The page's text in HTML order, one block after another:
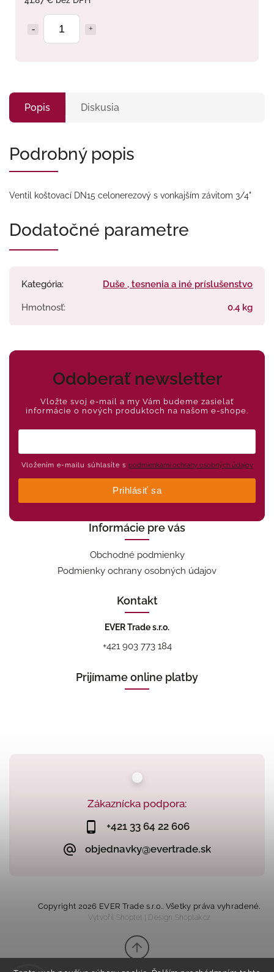
Popis Diskusia
Podrobný popis
Ventil koštovací DN15 celonerezový s vonkajším závitom 3/4"
Dodatočné parametre
Kategória: Duše , tesnenia a iné príslušenstvo
Hmotnosť: 0.4 kg
Zákaznícka podpora:
+421 33 64 22 606
objednavky@evertrade.sk
Odoberať newsletter
Vložte svoj e-mail a my Vám budeme zasielať
informácie o nových produktoch na našom e-shope.
Vložením e-mailu súhlasíte s podmienkami ochrany osobných údajov
Prihlásiť sa
Informácie pre vás
Obchodné podmienky
Podmienky ochrany osobných údajov
Kontakt
EVER Trade s.r.o.
+421 903 773 184
Prijímame online platby
Copyright 2026 EVER Trade s.r.o.. Všetky práva vyhradené.
Vytvořil Shoptet | Design Shoptak.cz